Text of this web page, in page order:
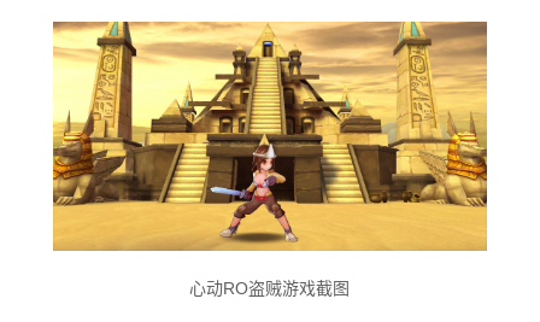
梦想天空
永恒的爱
宠物情人
心动RO盗贼游戏截图